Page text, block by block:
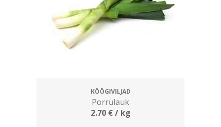
KÖÖGIVILJAD
Porrulauk
2.70 €/ kg